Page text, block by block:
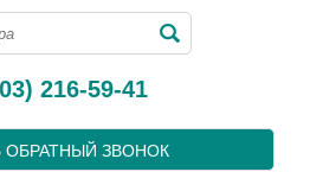
216-59-41
ОБРАТНЫЙ ЗВОНОК